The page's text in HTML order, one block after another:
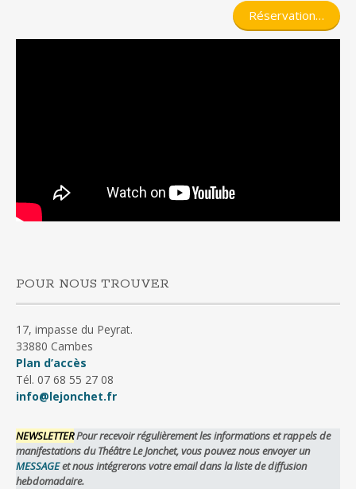
Réservation…
POUR NOUS TROUVER
17, impasse du Peyrat.
33880 Cambes
Plan d’accès
Tél. 07 68 55 27 08
info@lejonchet.fr
NEWSLETTERPour recevoir régulièrement les informations et rappels de
manifestations du Théâtre Le Jonchet, vous pouvez nous envoyer un
MESSAGEet nous intégrerons votre email dans la liste de diffusion
hebdomadaire.